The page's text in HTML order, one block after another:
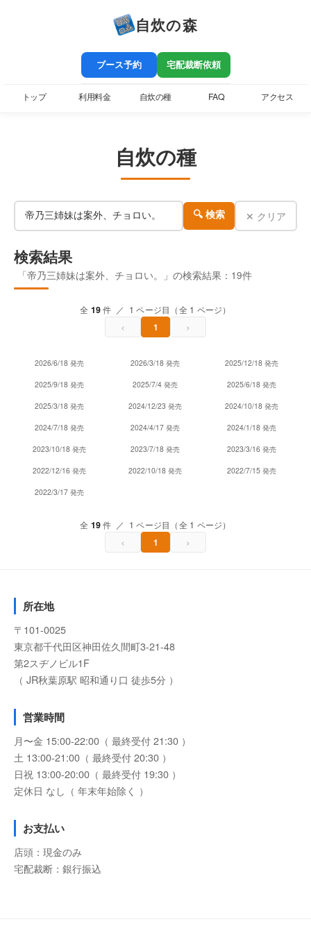
自炊の森
ブース予約 宅配裁断依頼
トップ 利用料金 自炊の種 FAQ アクセス
自炊の種
🔍 検索 ✕ クリア
検索結果
「帝乃三姉妹は案外、チョロい。」の検索結果：19件
全 19件 ／ 1 ページ目（全 1 ページ）
‹ 1 ›
2026/6/18 発売 2026/3/18 発売 2025/12/18 発売
2025/9/18 発売 2025/7/4 発売 2025/6/18 発売
2025/3/18 発売 2024/12/23 発売 2024/10/18 発売
2024/7/18 発売 2024/4/17 発売 2024/1/18 発売
2023/10/18 発売 2023/7/18 発売 2023/3/16 発売
2022/12/16 発売 2022/10/18 発売 2022/7/15 発売
2022/3/17 発売
全 19件 ／ 1 ページ目（全 1 ページ）
‹ 1 ›
所在地
〒101-0025
東京都千代田区神田佐久間町3-21-48
第2スヂノビル1F
（ JR秋葉原駅 昭和通り口 徒歩5分 ）
営業時間
月〜金 15:00-22:00（ 最終受付 21:30 ）
土 13:00-21:00（ 最終受付 20:30 ）
日祝 13:00-20:00（ 最終受付 19:30 ）
定休日 なし（ 年末年始除く ）
お支払い
店頭：現金のみ
宅配裁断：銀行振込